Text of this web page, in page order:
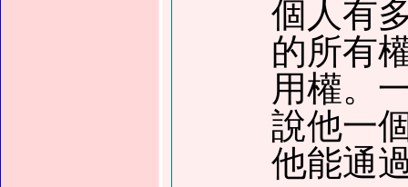
個人有
的所有
用權。
說他一
他能通